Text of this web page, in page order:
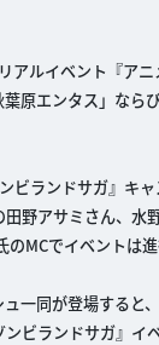
ルイベント『ア
エンタス」なら
ランドサガ』キ
野アサミさん、
MCでイベントは進
一同が登場する
ビランドサガ』